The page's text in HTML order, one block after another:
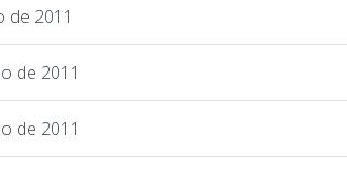
de 2011
de 2011
de 2011